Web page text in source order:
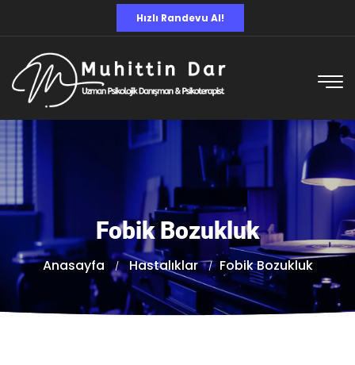
Hızlı Randevu Al!
Fobik Bozukluk
Anasayfa Hastalıklar Fobik Bozukluk